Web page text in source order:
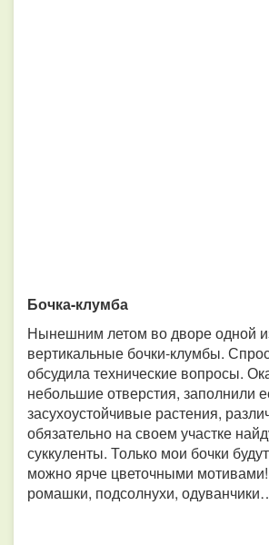
Бочка-клумба
Нынешним летом во дворе одной
вертикальные бочки-клумбы.
обсудила технические вопросы.
небольшие отверстия, заполнили
засухоустойчивые растения,
обязательно на своем участке
суккуленты. Только мои бочки
можно ярче цветочными
ромашки, подсолнухи,